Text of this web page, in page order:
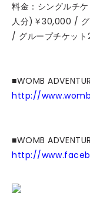
料金：シングルチ
人分)￥30,000 / グ
/ グループチケッ
■WOMB
http://
■WOMB
http://